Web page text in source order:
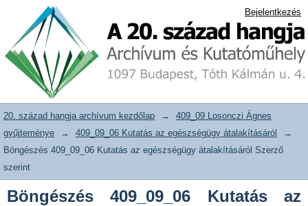
Böngészés 409_09_06 Kutatás az
egészségügy átalakításáról Szerző
szerint
20. század hangja archívum adattár Bejelentkezés
20. század hangja archívum kezdőlap →
409_09 Losonczi Ágnes
gyűjteménye
→ 409_09_06 Kutatás az egészségügy átalakításáról
→
Böngészés 409_09_06 Kutatás az egészségügy átalakításáról Szerző
szerint
Böngészés 409_09_06 Kutatás az